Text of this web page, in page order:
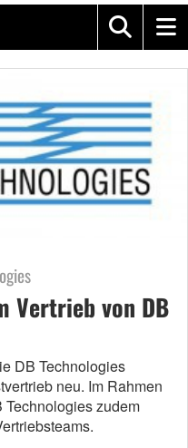
Vertrieb von DB
DB Technologies
neu. Im Rahmen
zudem